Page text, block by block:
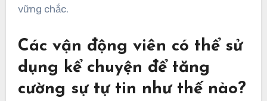
vững chắc.
Các vận động viên có thể sử
dụng kể chuyện để tăng
cường sự tự tin như thế nào?